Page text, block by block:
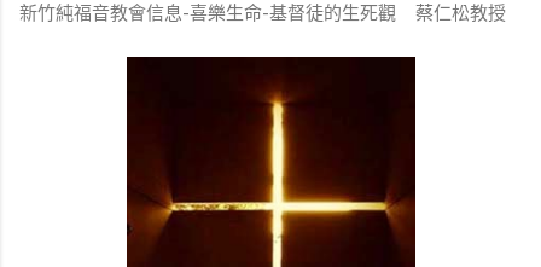
新竹純福音教會信息-喜樂生命-基督徒的生死觀 蔡仁松教授